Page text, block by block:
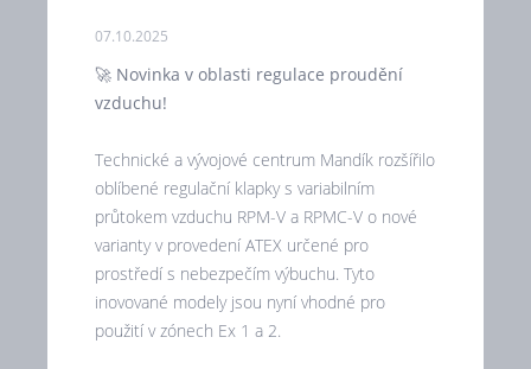
07.10.2025
🚀 Novinka v oblasti regulace proudění
vzduchu!
Technické a vývojové centrum Mandík rozšířilo
oblíbené regulační klapky s variabilním
průtokem vzduchu RPM-V a RPMC-V o nové
varianty v provedení ATEX určené pro
prostředí s nebezpečím výbuchu. Tyto
inovované modely jsou nyní vhodné pro
použití v zónech Ex 1 a 2.